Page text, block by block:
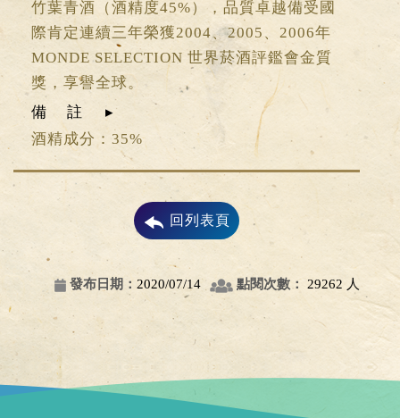
竹葉青酒（酒精度45%），品質卓越備受國
際肯定連續三年榮獲2004、2005、2006年
MONDE SELECTION 世界菸酒評鑑會金質
獎，享譽全球。
備註
酒精成分：35%
回列表頁
發布日期： 2020/07/14 點閱次數： 29262 人